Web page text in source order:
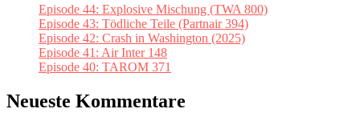
Episode 44: Explosive Mischung (TWA 800)
Episode 43: Tödliche Teile (Partnair 394)
Episode 42: Crash in Washington (2025)
Episode 41: Air Inter 148
Episode 40: TAROM 371
Neueste Kommentare